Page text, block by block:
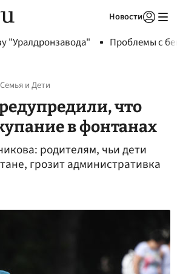
Новости
"Уралдронзавода" Проблемы с
Семья и Дети
что
в фонтанах
родителям, чьи дети
грозит административка